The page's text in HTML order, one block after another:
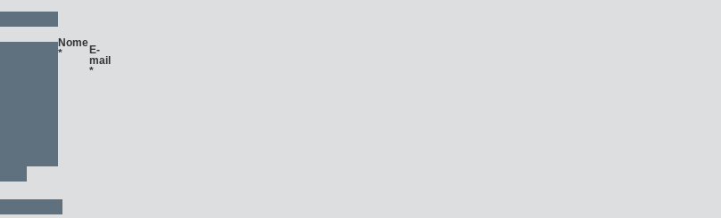
Nome
*
E-
mail
*